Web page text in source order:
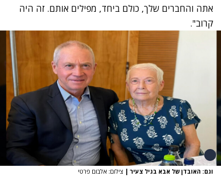
אתה והחברים שלך, כולם ביחד, מפילים אותם. זה היה
קרוב".
וגם: האובדן של אבא בגיל צעיר | צילום: אלבום פרטי